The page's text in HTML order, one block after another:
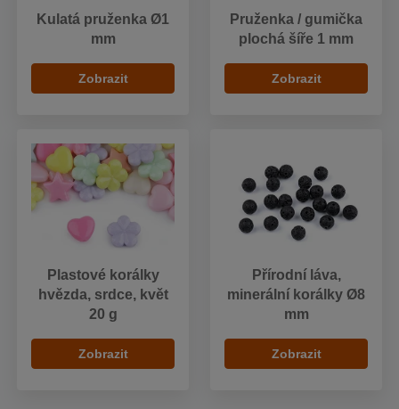
Kulatá pruženka Ø1
mm
Zobrazit
Pruženka / gumička
plochá šíře 1 mm
Zobrazit
Plastové korálky
hvězda, srdce, květ
20 g
Zobrazit
Přírodní láva,
minerální korálky Ø8
mm
Zobrazit